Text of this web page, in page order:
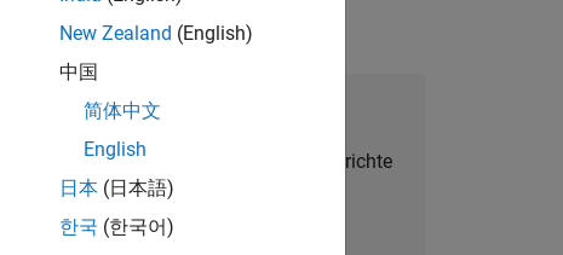
Talent Network beitreten
Sie personalisierte Stellenangebote, Berichte
und Unternehmensneuigkeiten.
New Zealand (English)
中国
简体中文
English
日本 (日本語)
한국 (한국어)